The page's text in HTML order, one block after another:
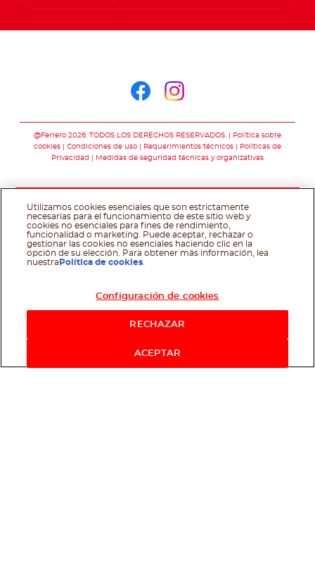
@Ferrero 2026. TODOS LOS DERECHOS RESERVADOS.
Política sobre
cookies
Condiciones de uso Requerimientos técnicos
Polìticas de
Privacidad
Medidas de seguridad técnicas y organizativas
Utilizamos cookies esenciales que son estrictamente
necesarias para el funcionamiento de este sitio web y
cookies no esenciales para fines de rendimiento,
funcionalidad o marketing. Puede aceptar, rechazar o
gestionar las cookies no esenciales haciendo clic en la
opción de su elección. Para obtener más información, lea
nuestra Política de cookies
Configuración de cookies
RECHAZAR
ACEPTAR